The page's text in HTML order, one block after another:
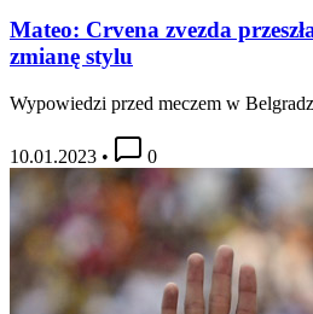
Mateo: Crvena zvezda
zmianę stylu
Wypowiedzi przed meczem w
10.01.2023 • 0